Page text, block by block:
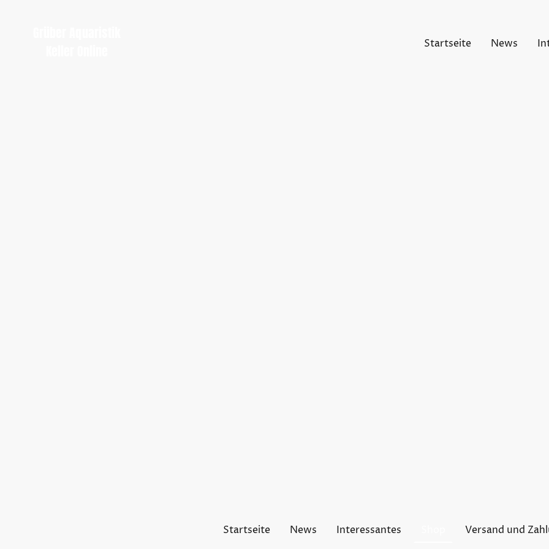
Startseite News
Startseite News Interessantes Versand und